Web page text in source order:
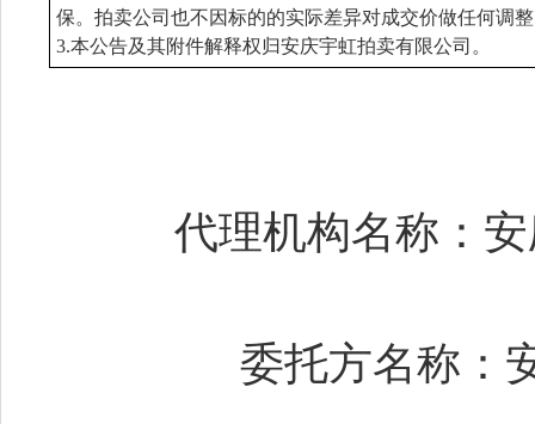
保。拍卖公司也不因标的的实际差异对成交价做任何调
3.本公告及其附件解释权归安庆宇虹拍卖有限公司。
代理机构名称：
委托方名称：